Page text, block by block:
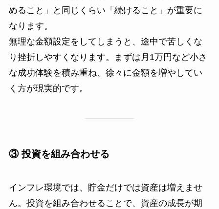
めること」と同じくらい「続けること」が重要に
なります。
無理な金額設定をしてしまうと、途中で苦しくな
り挫折しやすくなります。まずは月1万円など小さ
な成功体験を積み重ね、徐々に金額を増やしてい
く方が現実的です。
③ 投資を組み合わせる
インフレ環境では、貯金だけでは資産は増えませ
ん。投資を組み合わせることで、資産の成長が期